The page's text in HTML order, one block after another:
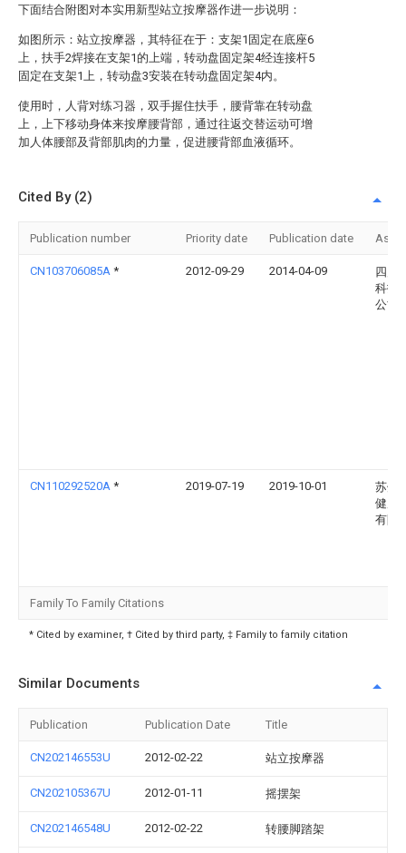
下面结合附图对本实用新型站立按摩器作进一步说明：
如图所示：站立按摩器，其特征在于：支架1固定在底座6
上，扶手2焊接在支架1的上端，转动盘固定架4经连接杆5
固定在支架1上，转动盘3安装在转动盘固定架4内。
使用时，人背对练习器，双手握住扶手，腰背靠在转动盘
上，上下移动身体来按摩腰背部，通过往返交替运动可增
加人体腰部及背部肌肉的力量，促进腰背部血液循环。
Cited By (2)
Publication number Priority date Publication date
CN103706085A * 2012-09-29 2014-04-09
四川
科技
公司
CN110292520A * 2019-07-19 2019-10-01
苏州
健康
有限
Family To Family Citations
* Cited by examiner, † Cited by third party, ‡ Family to family citation
Similar Documents
Publication Publication Date Title
CN202146553U 2012-02-22 站立按摩器
CN202105367U 2012-01-11 摇摆架
CN202146548U 2012-02-22 转腰脚踏架